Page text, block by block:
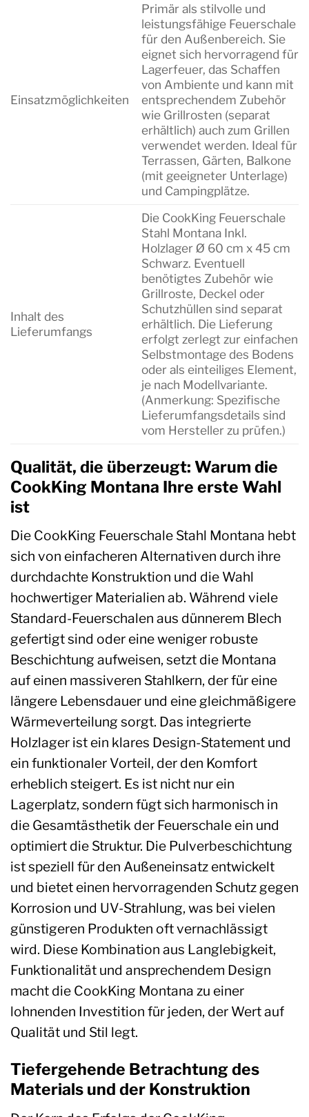
Einsatzmöglichkeiten
Primär als stilvolle und
leistungsfähige Feuerschale
für den Außenbereich. Sie
eignet sich hervorragend für
Lagerfeuer, das Schaffen
von Ambiente und kann mit
entsprechendem Zubehör
wie Grillrosten (separat
erhältlich) auch zum Grillen
verwendet werden. Ideal für
Terrassen, Gärten, Balkone
(mit geeigneter Unterlage)
und Campingplätze.
Inhalt des
Lieferumfangs
Die CookKing Feuerschale
Stahl Montana Inkl.
Holzlager Ø 60 cm x 45 cm
Schwarz. Eventuell
benötigtes Zubehör wie
Grillroste, Deckel oder
Schutzhüllen sind separat
erhältlich. Die Lieferung
erfolgt zerlegt zur einfachen
Selbstmontage des Bodens
oder als einteiliges Element,
je nach Modellvariante.
(Anmerkung: Spezifische
Lieferumfangsdetails sind
vom Hersteller zu prüfen.)
Qualität, die überzeugt: Warum die
CookKing Montana Ihre erste Wahl
ist
Die CookKing Feuerschale Stahl Montana hebt
sich von einfacheren Alternativen durch ihre
durchdachte Konstruktion und die Wahl
hochwertiger Materialien ab. Während viele
Standard-Feuerschalen aus dünnerem Blech
gefertigt sind oder eine weniger robuste
Beschichtung aufweisen, setzt die Montana
auf einen massiveren Stahlkern, der für eine
längere Lebensdauer und eine gleichmäßigere
Wärmeverteilung sorgt. Das integrierte
Holzlager ist ein klares Design-Statement und
ein funktionaler Vorteil, der den Komfort
erheblich steigert. Es ist nicht nur ein
Lagerplatz, sondern fügt sich harmonisch in
die Gesamtästhetik der Feuerschale ein und
optimiert die Struktur. Die Pulverbeschichtung
ist speziell für den Außeneinsatz entwickelt
und bietet einen hervorragenden Schutz gegen
Korrosion und UV-Strahlung, was bei vielen
günstigeren Produkten oft vernachlässigt
wird. Diese Kombination aus Langlebigkeit,
Funktionalität und ansprechendem Design
macht die CookKing Montana zu einer
lohnenden Investition für jeden, der Wert auf
Qualität und Stil legt.
Tiefergehende Betrachtung des
Materials und der Konstruktion